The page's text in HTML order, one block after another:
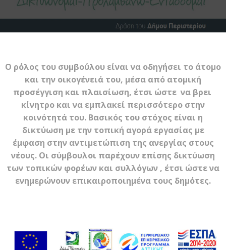
Ο ρόλος του συμβούλου είναι να οδηγήσει το άτομο
και την οικογένειά του, μέσα από ατομική
προσέγγιση και πλαισίωση, έτσι ώστε να βρει
κίνητρο και να εμπλακεί περισσότερο στην
κοινότητά του. Βασικός του στόχος είναι η
δικτύωση με την τοπική αγορά εργασίας με
έμφαση στην αντιμετώπιση της ανεργίας στους
νέους. Οι σύμβουλοι παρέχουν επίσης δικτύωση
των τοπικών φορέων και συλλόγων , έτσι ώστε να
ενημερώνουν επικαιροποιημένα τους δημότες.